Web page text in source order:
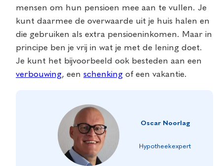
mensen om hun pensioen mee aan te vullen. Je
kunt daarmee de overwaarde uit je huis halen en
die gebruiken als extra pensioeninkomen. Maar in
principe ben je vrij in wat je met de lening doet.
Je kunt het bijvoorbeeld ook besteden aan een
verbouwing, een schenking of een vakantie.
Oscar Noorlag
Hypotheekexpert